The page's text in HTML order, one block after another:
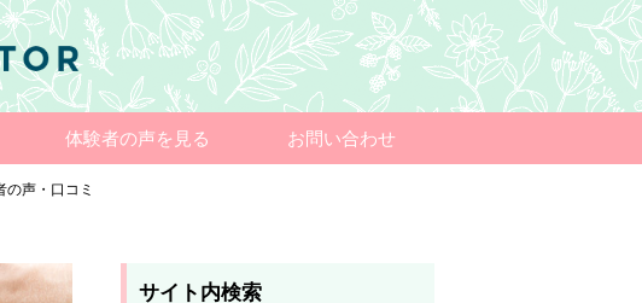
体験者の声を見る お問い合わせ
の声・口コミ
サイト内検索